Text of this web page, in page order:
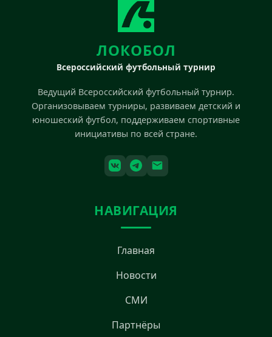
ЛОКОБОЛ
Всероссийский футбольный турнир
Ведущий Всероссийский футбольный турнир.
Организовываем турниры, развиваем детский и
юношеский футбол, поддерживаем спортивные
инициативы по всей стране.
НАВИГАЦИЯ
Главная
Новости
СМИ
Партнёры